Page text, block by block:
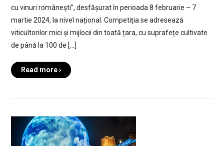
cu vinuri românești”, desfășurat în perioada 8 februarie – 7
martie 2024, la nivel național. Competiția se adresează
viticultorilor mici și mijlocii din toată țara, cu suprafețe cultivate
de până la 100 de […]
Read more ›